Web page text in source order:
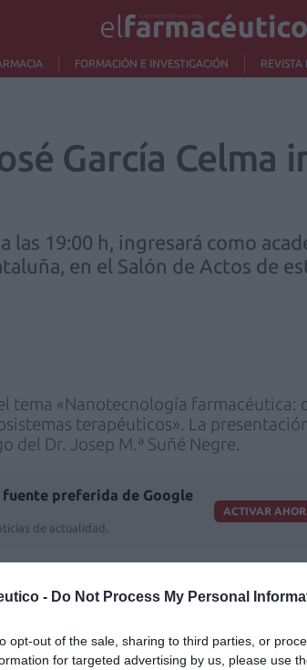
- Do Not Process My Personal
opt-out of the sale, sharing to third parties, or
for targeted advertising by us, please use
FORMACIÓN E INVESTIGACIÓN REVISTA
García Celma
las 19:00 h, ingresará como
en el Salón de Actos de
tema «Nanotecnología farmacéutica:
terapéuticos». La
del Dr. Josep M.ª Suñé Negre.
fuente preferida de Google
de actualidad.
ACTIVAR